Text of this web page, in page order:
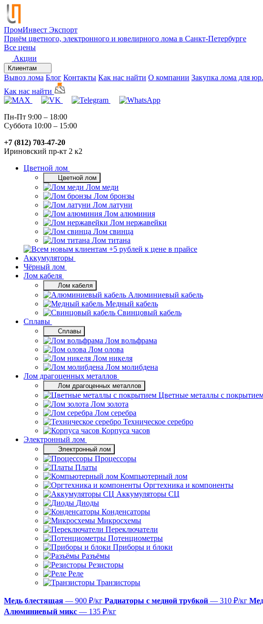
ПромИнвест Экспорт
Приём цветного, электронного и ювелирного лома в Санкт-Петербурге
Все цены
Акции
Клиентам
Вывоз лома Блог Контакты Как нас найти О компании Закупка лома для
Как нас найти
Пн-Пт 9:00 – 18:00
Суббота 10:00 – 15:00
+7 (812) 703-47-20
Ириновский пр-кт 2 к2
Цветной лом
Цветной лом
Лом меди
Лом бронзы
Лом латуни
Лом алюминия
Лом нержавейки
Лом свинца
Лом титана
Аккумуляторы
Чёрный лом
Лом кабеля
Лом кабеля
Алюминиевый кабель
Медный кабель
Свинцовый кабель
Сплавы
Сплавы
Лом вольфрама
Лом олова
Лом никеля
Лом молибдена
Лом драгоценных металлов
Лом драгоценных металлов
Цветные металлы с
Лом золота
Лом серебра
Техническое серебро
Корпуса часов
Электронный лом
Электронный лом
Процессоры
Платы
Компьютерный лом
Оргтехника и компоненты
Аккумуляторы СЦ
Диоды
Конденсаторы
Микросхемы
Переключатели
Потенциометры
Приборы и блоки
Разъёмы
Резисторы
Реле
Транзисторы
Медь блестящая — 900 ₽/кг Радиаторы с медной трубкой — 310 ₽/кг
Алюминиевый микс — 135 ₽/кг